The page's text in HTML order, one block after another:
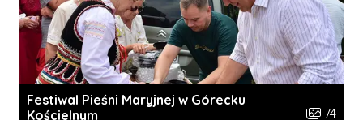
Festiwal Pieśni Maryjnej w Górecku
Kościelnym
Liczba
74